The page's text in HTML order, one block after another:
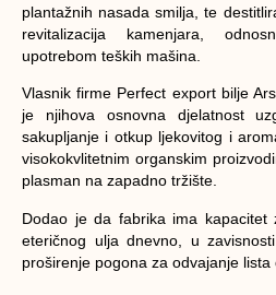
plantažnih nasada smilja, te
revitalizacija kamenjara,
upotrebom teških mašina.
Vlasnik firme Perfect export bilje
je njihova osnovna djelatnost
sakupljanje i otkup ljekovitog i
visokokvlitetnim organskim
plasman na zapadno tržište.
Dodao je da fabrika ima kapacitet
eteričnog ulja dnevno, u
proširenje pogona za odvajanje lista